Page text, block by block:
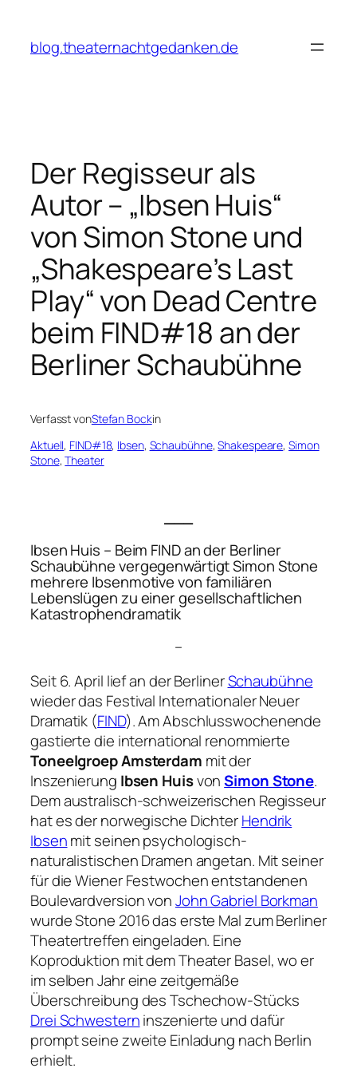
springen
blog.theaternachtgedanken.de
Der Regisseur als
Autor – „Ibsen Huis“
von Simon Stone und
„Shakespeare’s Last
Play“ von Dead Centre
beim FIND#18 an der
Berliner Schaubühne
Verfasst vonStefan Bockin
Aktuell, FIND#18, Ibsen, Schaubühne, Shakespeare, Simon
Stone, Theater
Ibsen Huis – Beim FIND an der Berliner
Schaubühne vergegenwärtigt Simon Stone
mehrere Ibsenmotive von familiären
Lebenslügen zu einer gesellschaftlichen
Katastrophendramatik
–
Seit 6. April lief an der BerlinerSchaubühne
wieder das Festival Internationaler Neuer
Dramatik (FIND). Am Abschlusswochenende
gastierte die international renommierte
Toneelgroep Amsterdam mit der
Inszenierung Ibsen HuisvonSimon Stone.
Dem australisch-schweizerischen Regisseur
hat es der norwegische DichterHendrik
Ibsenmit seinen psychologisch-
naturalistischen Dramen angetan. Mit seiner
für die Wiener Festwochen entstandenen
Boulevardversion vonJohn Gabriel Borkman
wurde Stone 2016 das erste Mal zum Berliner
Theatertreffen eingeladen. Eine
Koproduktion mit dem Theater Basel, wo er
im selben Jahr eine zeitgemäße
Überschreibung des Tschechow-Stücks
Drei Schwesterninszenierte und dafür
prompt seine zweite Einladung nach Berlin
erhielt.